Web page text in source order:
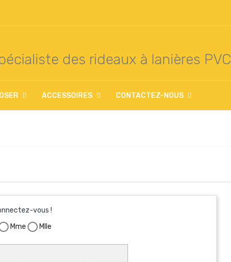
des rideaux à lanières PVC
ACCESSOIRES CONTACTEZ-NOUS
vous !
Mme Mlle